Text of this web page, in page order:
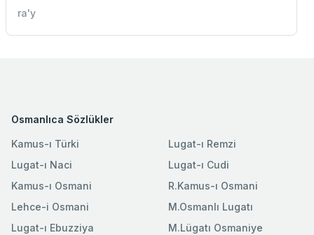
ra'y
Osmanlıca Sözlükler
Kamus-ı Türki
Lugat-ı Naci
Kamus-ı Osmani
Lehce-i Osmani
Lugat-ı Ebuzziya
Lugat-ı Remzi
Lugat-ı Cudi
R.Kamus-ı Osmani
M.Osmanlı Lugatı
M.Lügatı Osmaniye